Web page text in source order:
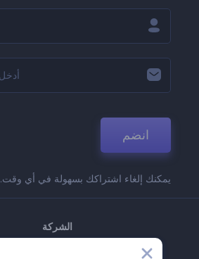
انضم
يمكنك إلغاء اشتراكك بسهولة في أي وقت.
الشركة